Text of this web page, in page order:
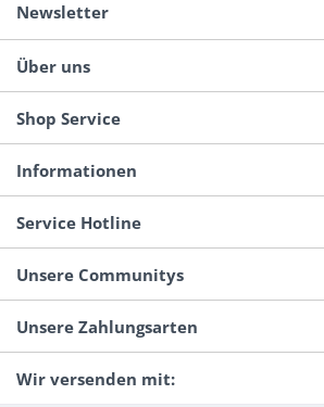
Newsletter
Über uns
Shop Service
Informationen
Service Hotline
Unsere Communitys
Unsere Zahlungsarten
Wir versenden mit: